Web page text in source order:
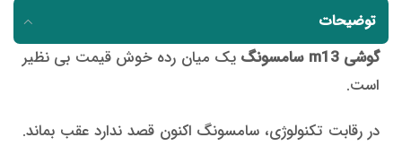
توضیحات
گوشی m13 سامسونگ
یک میان رده خوش قیمت بی نظیر
است.
در رقابت تکنولوژی، سامسونگ اکنون قصد ندارد عقب بماند.